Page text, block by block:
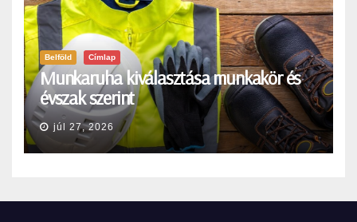
Belföld Címlap
Munkaruha kiválasztása munkakör és
évszak szerint
júl 27, 2026